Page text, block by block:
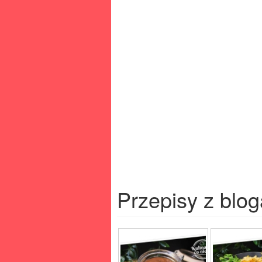
Przepisy z